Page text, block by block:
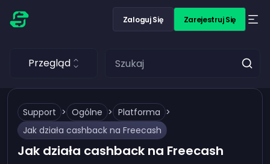
Zaloguj Się Zarejestruj Się
Przegląd
Support > Ogólne > Platforma >
Jak działa cashback na Freecash
Jak działa cashback na Freecash